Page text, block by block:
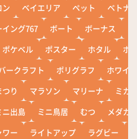
ン ベイエリア ペット
ベトナ
イング767 ボート ボーナス
ポケベル ポスター ホタル
ホ
ークラフト ポリグラフ
ホワイ
つり マラソン マリーナ
ミカ
ニ出島 ミニ鳥居 むつ
メダカ
ワー ライトアップ ラグビー